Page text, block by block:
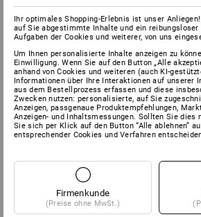
Ihr optimales Shopping-Erlebnis ist unser
auf Sie abgestimmte Inhalte und ein reibungsloser
Aufgaben der Cookies und weiterer, von uns
Um Ihnen personalisierte Inhalte anzeigen zu
Einwilligung. Wenn Sie auf den Button „Alle
anhand von Cookies und weiteren (auch KI-
Informationen über Ihre Interaktionen auf unserer
aus dem Bestellprozess erfassen und diese
Zwecken nutzen: personalisierte, auf Sie
Anzeigen, passgenaue Produktempfehlungen,
Anzeigen- und Inhaltsmessungen. Sollten Sie dies
Sie sich per Klick auf den Button “Alle ablehnen”
entsprechender Cookies und Verfahren
Firmenkunde
(Preise ohne MwSt.)